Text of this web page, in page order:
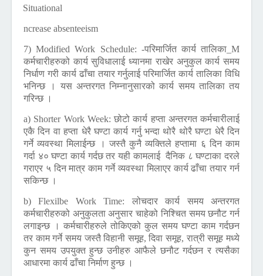
Situational
Increase absenteeism
7) Modified Work Schedule: -परिमार्जित कार्य तालिका_M
कर्मचारीहरुको कार्य सुविधालाई ध्यानमा राखेर अनुकुल कार्य समय
निर्धाण गरी कार्य ढाँचा तयार गर्नुलाई परिमार्जित कार्य तालिका विधि
भनिन्छ । यस अन्तरगत निम्नानुसारको कार्य समय तालिका तय
गरिन्छ ।
a) Shorter Work Week: छोटो कार्य हप्ता अन्तरगत कर्मचारीलाई
एकै दिन वा हप्ता धेरै घण्टा कार्य गर्नु भन्दा थोरै थोरै घण्टा धेरै दिन
गर्ने व्यवस्था मिलाईन्छ । जस्तै कुनै व्यक्तिले हप्तामा ६ दिन काम
गर्दा ४० घण्टा कार्य गर्दछ तर यही कामलाई दैनिक ८ घण्टाका दरले
गराएर ५ दिन मात्र काम गर्ने व्यवस्था मिलाएर कार्य ढाँचा तयार गर्न
सकिन्छ ।
b) Flexilbe Work Time: लोचदार कार्य समय अन्तरगत
कर्मचारीहरुको अनुकुलता अनुसार चाहेको निश्चित समय छनौट गर्न
लगाइन्छ । कर्मचारीहरुले तोकिएको कुल समय घण्टा काम गर्दछन
तर काम गर्ने समय जस्तै विहानी समूह, दिवा समूह, रात्री समूह मध्ये
कुन समय उपयुक्त हुन्छ उनीहरु आफैले छनौट गर्दछन र त्यसैका
आधारमा कार्य ढाँचा निर्माण हुन्छ ।